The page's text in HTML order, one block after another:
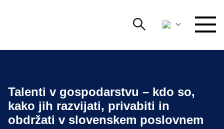
Išči
ZAGOVORNIŠTVO
AmChamYOUNG Open
Talenti v gospodarstvu – kdo so,
kako jih razvijati, privabiti in
obdržati v slovenskem poslovnem